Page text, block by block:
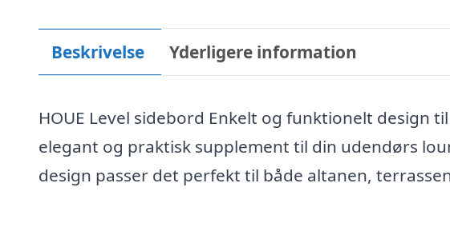
Beskrivelse Yderligere information
HOUE Level sidebord Enkelt og funktionelt design
elegant og praktisk supplement til din udendørs
design passer det perfekt til både altanen,